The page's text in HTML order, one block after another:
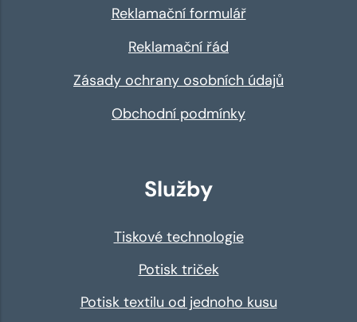
Reklamační formulář
Reklamační řád
Zásady ochrany osobních údajů
Obchodní podmínky
Služby
Tiskové technologie
Potisk triček
Potisk textilu od jednoho kusu